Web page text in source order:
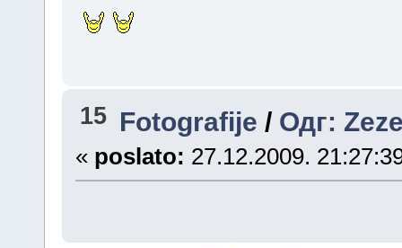
15 Fotografije / Одг:
« poslato: 27.12.2009.